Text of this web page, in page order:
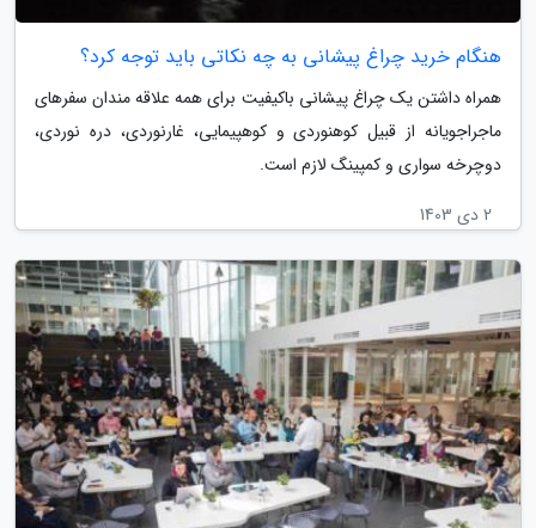
هنگام خرید چراغ پیشانی به چه نکاتی باید توجه کرد؟
همراه داشتن یک چراغ پیشانی باکیفیت برای همه علاقه مندان سفرهای
ماجراجویانه از قبیل کوهنوردی و کوهپیمایی، غارنوردی، دره نوردی،
دوچرخه سواری و کمپینگ لازم است.
2 دی 1403